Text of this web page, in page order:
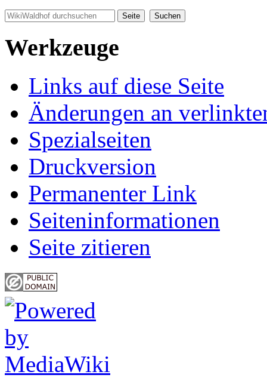
Werkzeuge
Links auf diese Seite
Änderungen an
Spezialseiten
Druckversion
Permanenter Link
Seiten­informationen
Seite zitieren